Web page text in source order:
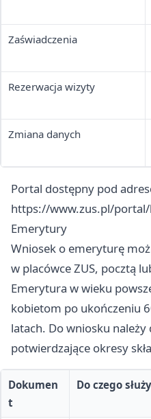
Zaświadczenia
Rezerwacja wizyty
Zmiana danych
Portal dostępny pod
https://www.zus.pl/
Emerytury
Wniosek o emeryturę
w placówce ZUS, pocztą
Emerytura w wieku
kobietom po ukończeniu
latach. Do wniosku należy
potwierdzające okresy
Dokumen
t
Do czego służy